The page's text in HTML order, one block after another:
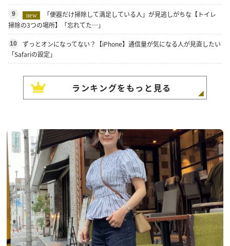
9 new
「便器だけ掃除して満足している人」が見逃しがちな【トイレ
掃除の3つの場所】「忘れてた…」
10
ずっとオンになってない？【iPhone】通信量が気になる人が見直したい
「Safariの設定」
ランキングをもっと見る